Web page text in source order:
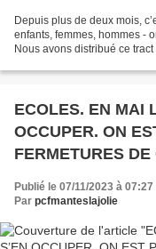
Depuis plus de deux mois,
enfants, femmes, hommes -
Nous avons distribué ce
ECOLES. EN MAI
OCCUPER. ON
FERMETURES
Publié le 07/11/2023 à 07:27
Par pcfmanteslajolie